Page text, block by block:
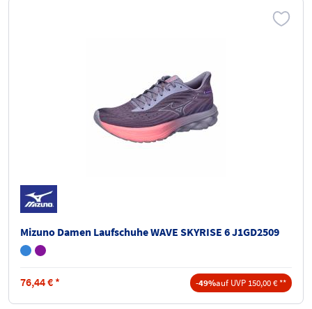
Mizuno Damen Laufschuhe WAVE SKYRISE 6 J1GD2509
76,44€ * -49%auf UVP 150,00 € **